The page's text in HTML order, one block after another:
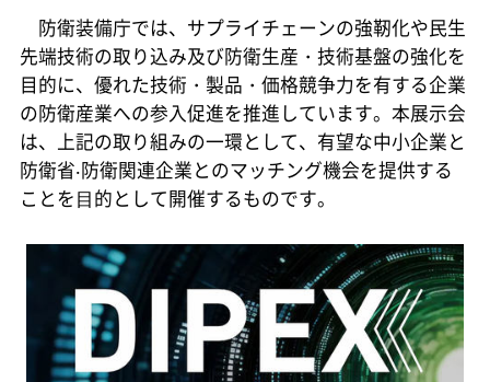
防衛装備庁では、サプライチェーンの強靭化や民生
先端技術の取り込み及び防衛生産・技術基盤の強化を
目的に、優れた技術・製品・価格競争力を有する企業
の防衛産業への参入促進を推進しています。本展示会
は、上記の取り組みの一環として、有望な中小企業と
防衛省‧防衛関連企業とのマッチング機会を提供する
ことを⽬的として開催するものです。